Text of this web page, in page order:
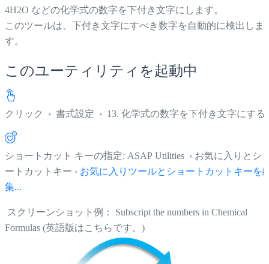
4H2O などの化学式の数字を下付き文字にします。
このツールは、下付き文字にすべき数字を自動的に検出しま
す。
このユーティリティを起動中
クリック › 書式設定 › 13. 化学式の数字を下付き文字にする
ショートカット キーの指定: ASAP Utilities › お気に入りとシ
ートカットキー › お気に入りツールとショートカットキーを
集...
スクリーンショット例： Subscript the numbers in Chemical
Formulas (英語版はこちらです。)